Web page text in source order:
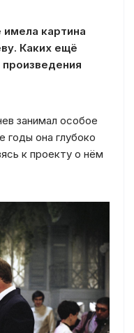
картина
Каких ещё
занимал особое
она глубоко
к проекту о нём